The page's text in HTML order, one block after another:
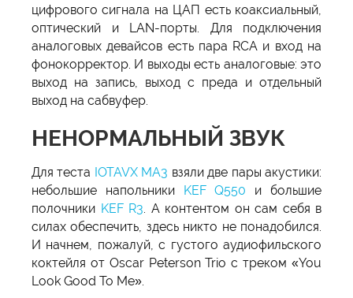
цифрового сигнала на ЦАП есть коаксиальный,
оптический и LAN-порты. Для подключения
аналоговых девайсов есть пара RCA и вход на
фонокорректор. И выходы есть аналоговые: это
выход на запись, выход с преда и отдельный
выход на сабвуфер.
НЕНОРМАЛЬНЫЙ ЗВУК
Для теста IOTAVX MA3 взяли две пары акустики:
небольшие напольники KEF Q550 и большие
полочники KEF R3 . А контентом он сам себя в
силах обеспечить, здесь никто не понадобился.
И начнем, пожалуй, с густого аудиофильского
коктейля от Oscar Peterson Trio с треком «You
Look Good To Me».